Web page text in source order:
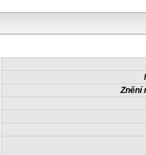
Znění